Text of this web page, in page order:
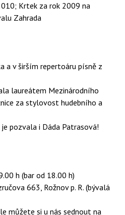
Krtek za rok 2009 na
Zahrada
a v širším repertoáru písně z
laureátem Mezinárodního
za stylovost hudebního a
pozvala i Dáda Patrasová!
h (bar od 18.00 h)
663, Rožnov p. R. (bývalá
můžete si u nás sednout na